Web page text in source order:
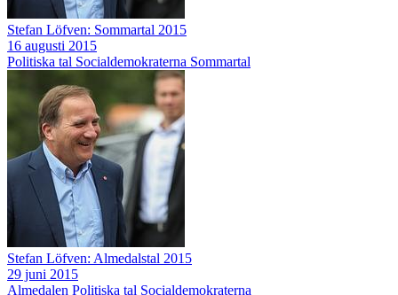
Stefan Löfven: Sommartal 2015
16 augusti 2015
Politiska tal Socialdemokraterna Sommartal
Stefan Löfven: Almedalstal 2015
29 juni 2015
Almedalen Politiska tal Socialdemokraterna